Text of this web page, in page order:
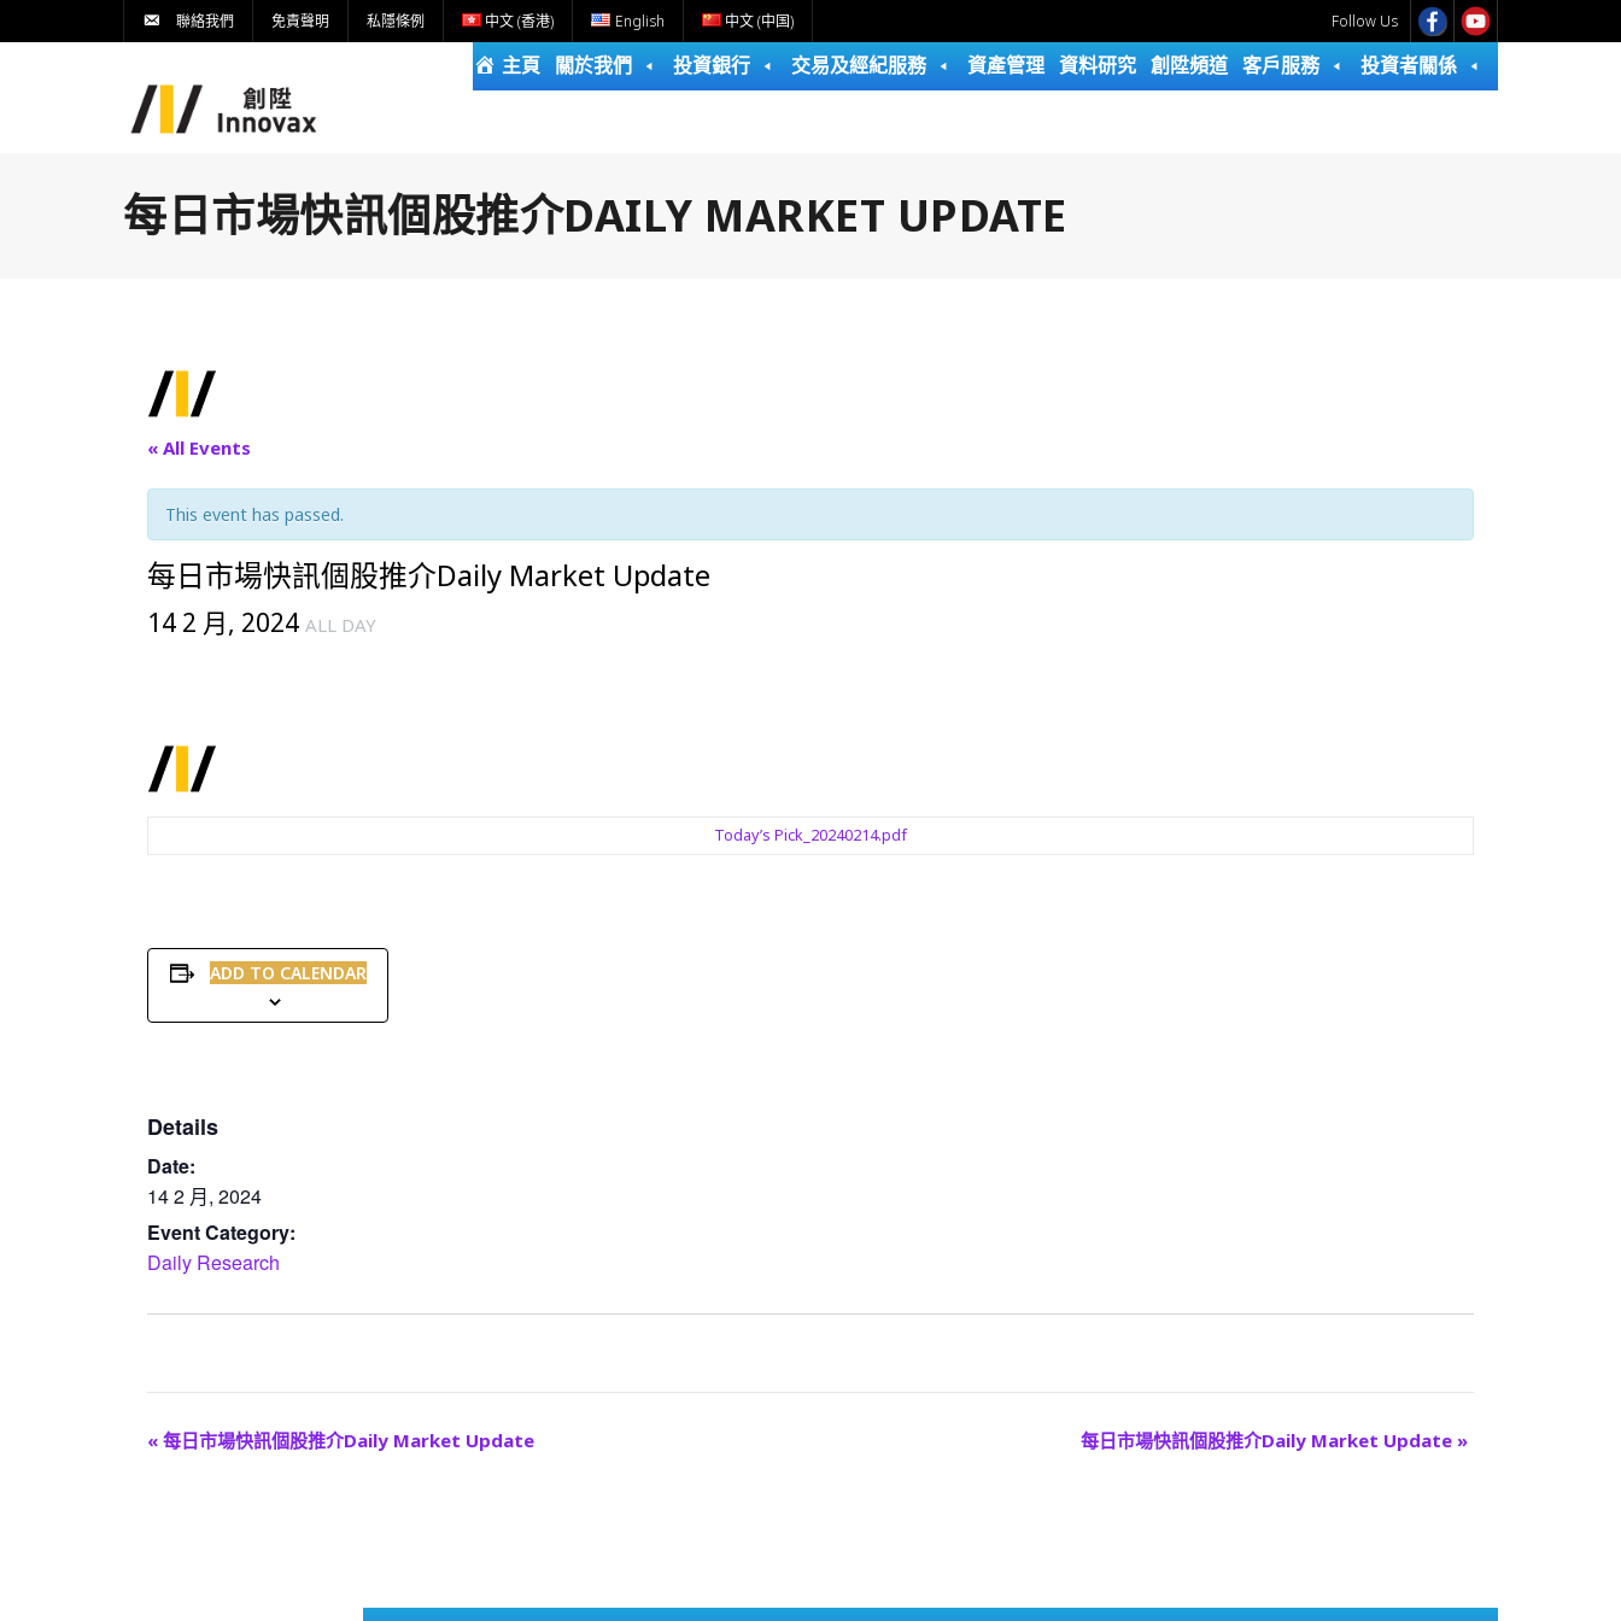
聯絡我們 免責聲明 私隱條例 中文 (香港) English 中文 (中国) Follow Us
主頁 關於我們 投資銀行 交易及經紀服務 資產管理 資料研究 創陞頻道 客戶服務 投資者關係
每日市場快訊個股推介DAILY MARKET UPDATE
« All Events
This event has passed.
每日市場快訊個股推介Daily Market Update
14 2 月, 2024 ALL DAY
Today’s Pick_20240214.pdf
ADD TO CALENDAR
Details
Date:
14 2 月, 2024
Event Category:
Daily Research
E
« 每日市場快訊個股推介Daily Market Update 每日市場快訊個股推介Daily Market Update »